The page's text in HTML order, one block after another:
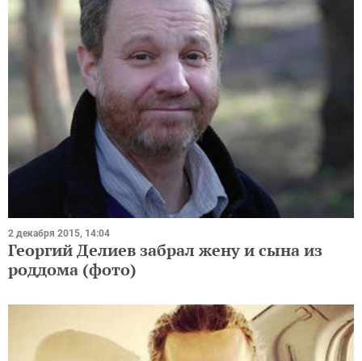
2 декабря 2015, 14:04
Георгий Делиев забрал жену и сына из
роддома (фото)